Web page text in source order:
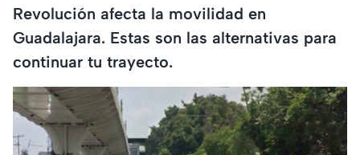
Revolución afecta la movilidad en
Guadalajara. Estas son las alternativas para
continuar tu trayecto.